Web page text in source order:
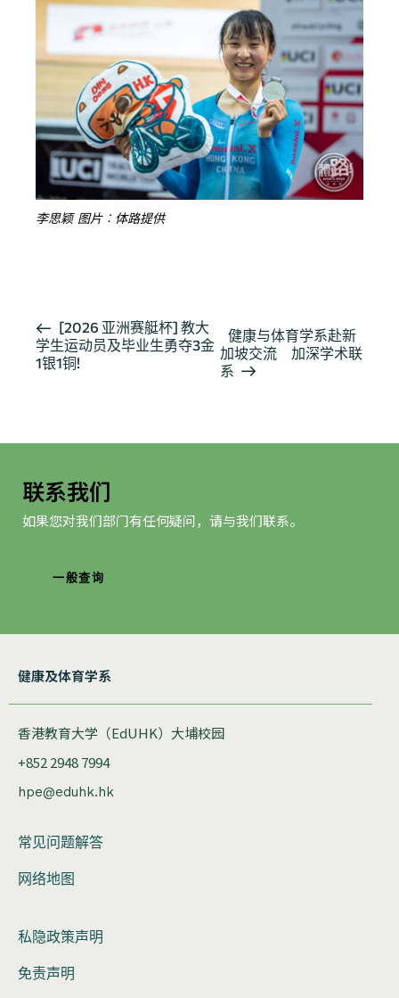
李思颖 图片︰体路提供
活
动
导
[2026 亚洲赛艇杯] 教大
学生运动员及毕业生勇夺3金
1银1铜!
健康与体育学系赴新
加坡交流 加深学术联
系
联系我们
如果您对我们部门有任何疑问，请与我们联系。
一般查询
健康及体育学系
香港教育大学（EdUHK）大埔校园
+852 2948 7994
hpe@eduhk.hk
常见问题解答
网络地图
私隐政策声明
免责声明